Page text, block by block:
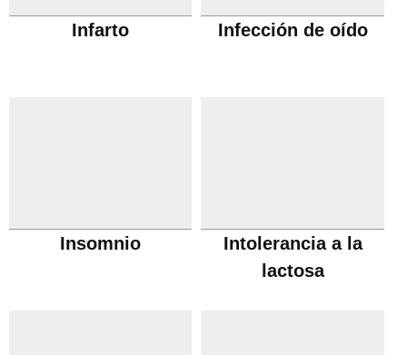
Infarto Infección de oído
Insomnio
Intolerancia a la
lactosa